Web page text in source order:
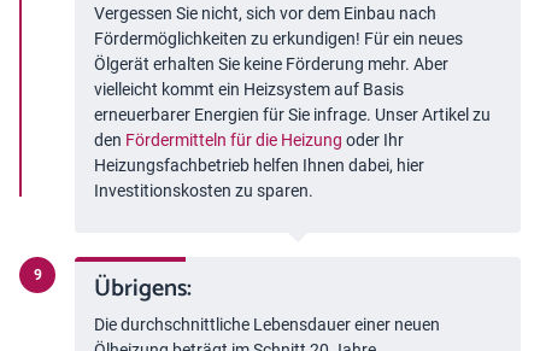
Vergessen Sie nicht, sich vor dem Einbau nach
Fördermöglichkeiten zu erkundigen! Für ein neues
Ölgerät erhalten Sie keine Förderung mehr. Aber
vielleicht kommt ein Heizsystem auf Basis
erneuerbarer Energien für Sie infrage. Unser Artikel zu
den Fördermitteln für die Heizung oder Ihr
Heizungsfachbetrieb helfen Ihnen dabei, hier
Investitionskosten zu sparen.
Übrigens:
Die durchschnittliche Lebensdauer einer neuen